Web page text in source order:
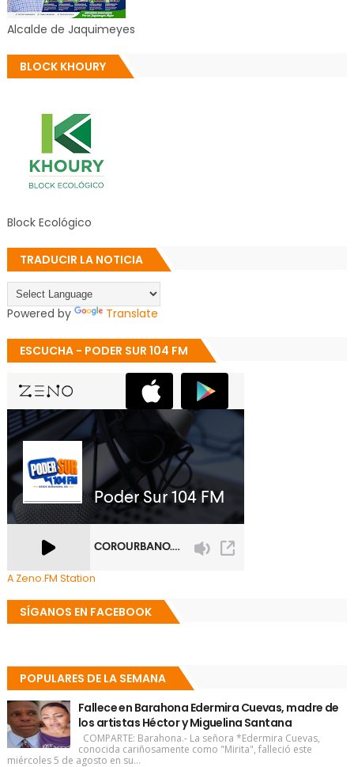
Alcalde de Jaquimeyes
BLOCK KHOURY
Block Ecológico
TRADUCIR LA NOTICIA
Powered by Translate
ESCUCHA - PODER SUR 104 FM
A Zeno.FM Station
SÍGANOS EN FACEBOOK
POPULARES DE LA SEMANA
Fallece en Barahona Edermira Cuevas, madre de
los artistas Héctor y Miguelina Santana
COMPARTE: Barahona.- La señora *Edermira Cuevas,
conocida cariñosamente como "Mirita", falleció este
miércoles 5 de agosto en su...